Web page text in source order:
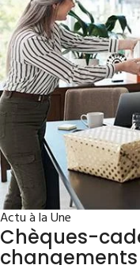
Actu à la Une
Chèques-